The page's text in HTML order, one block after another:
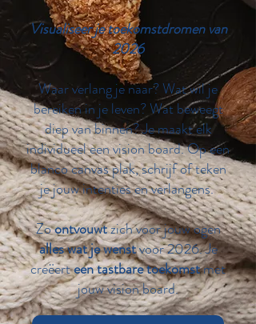
Visualiseer je toekomstdromen van
2026
Waar verlang je naar? Wat wil je
bereiken in je leven? Wat beweegt
diep van binnen? Je maakt elk
individueel een vision board. Op een
blanco canvas plak, schrijf of teken
je jouw intenties en verlangens.
Zoontvouwtzich voor jouw ogen
alles wat je wenstvoor 2026. Je
creëerteen tastbare toekomstmet
jouw vision board.